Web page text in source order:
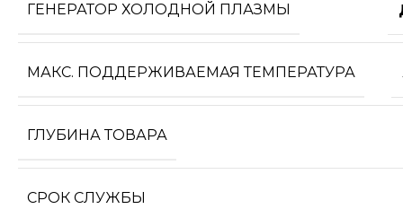
ГЕНЕРАТОР ХОЛОДНОЙ ПЛАЗМЫ
МАКС. ПОДДЕРЖИВАЕМАЯ ТЕМПЕРАТУРА
ГЛУБИНА ТОВАРА
СРОК СЛУЖБЫ